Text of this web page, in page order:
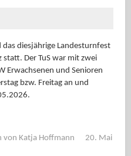
diesjährige Landesturnfest
Der TuS war mit zwei
Erwachsenen und Senioren
bzw. Freitag an und
von Katja Hoffmann
20. Mai